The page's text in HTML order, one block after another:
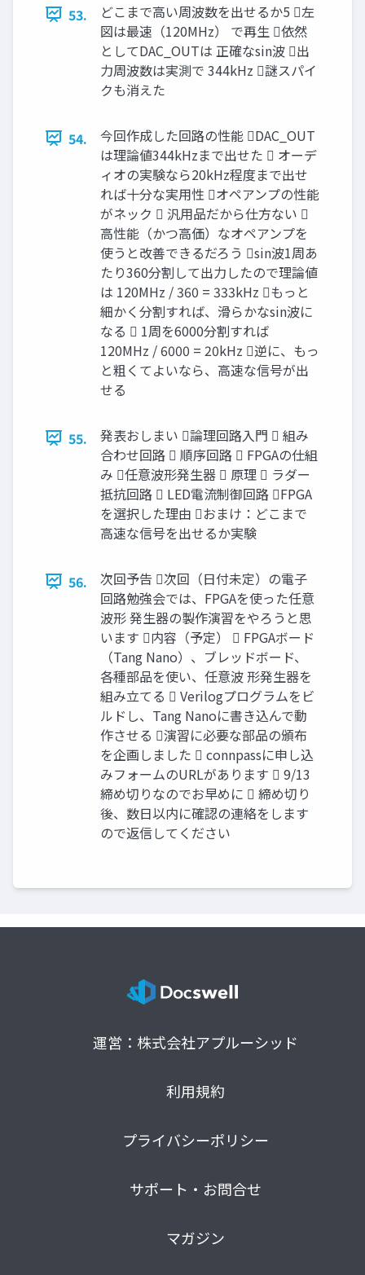
53.
どこまで高い周波数を出せるか5 左
図は最速（120MHz） で再生 依然
としてDAC_OUTは 正確なsin波 出
力周波数は実測で 344kHz 謎スパイ
クも消えた
54.
今回作成した回路の性能 DAC_OUT
は理論値344kHzまで出せた  オーデ
ィオの実験なら20kHz程度まで出せ
れば十分な実用性 オペアンプの性能
がネック  汎用品だから仕方ない 
高性能（かつ高価）なオペアンプを
使うと改善できるだろう sin波1周あ
たり360分割して出力したので理論値
は 120MHz / 360 = 333kHz もっと
細かく分割すれば、滑らかなsin波に
なる  1周を6000分割すれば
120MHz / 6000 = 20kHz 逆に、もっ
と粗くてよいなら、高速な信号が出
せる
55.
発表おしまい 論理回路入門  組み
合わせ回路  順序回路  FPGAの仕組
み 任意波形発生器  原理  ラダー
抵抗回路  LED電流制御回路 FPGA
を選択した理由 おまけ：どこまで
高速な信号を出せるか実験
56.
次回予告 次回（日付未定）の電子
回路勉強会では、FPGAを使った任意
波形 発生器の製作演習をやろうと思
います 内容（予定）  FPGAボード
（Tang Nano）、ブレッドボード、
各種部品を使い、任意波 形発生器を
組み立てる  Verilogプログラムをビ
ルドし、Tang Nanoに書き込んで動
作させる 演習に必要な部品の頒布
を企画しました  connpassに申し込
みフォームのURLがあります  9/13
締め切りなのでお早めに  締め切り
後、数日以内に確認の連絡をします
ので返信してください
運営：株式会社アプルーシッド
利用規約
プライバシーポリシー
サポート・お問合せ
マガジン